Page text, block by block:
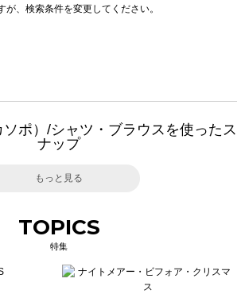
が、検索条件を変更してください。
ポ）/シャツ・ブラウスを使ったス
ナップ
もっと見る
TOPICS
特集